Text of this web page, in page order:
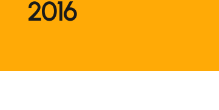
2016